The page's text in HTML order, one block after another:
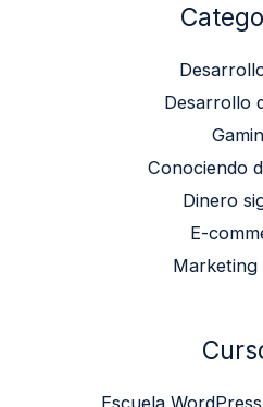
Desarrollo
Conociendo
Dinero
E-
Marketing
Escuela